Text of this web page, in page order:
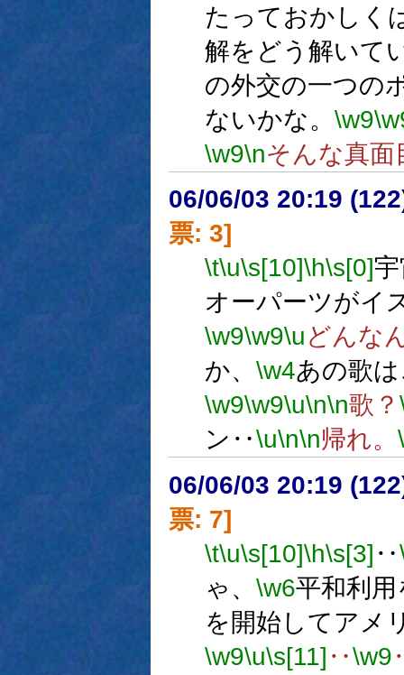
たっておかしく
解をどう解いて
の外交の一つの
ないかな。 \w9
\w9\nそんな真
06/06/03 20:19
票: 3]
\t\u\s[10]\h\s[0]
オーパーツがイ
\w9\w9\uどんな
か、 \w4あの歌
\w9\w9\u\n\n歌？
ン‥\u\n\n帰れ。
06/06/03 20:19
票: 7]
\t\u\s[10]\h\s[3] ‥
ゃ、 \w6平和利
を開始してアメ
\w9\u\s[11] ‥\w9